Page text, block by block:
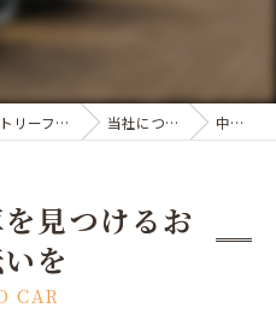
三重県で自動車販売店ならカントリーファクトリー 当社について 中古車
見つけるお
を
CAR